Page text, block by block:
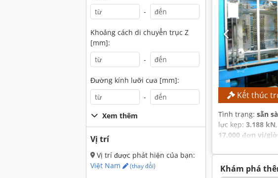
-
Khoảng cách di chuyển trục Z
[mm]:
-
Đường kính lưỡi cưa [mm]:
-
Xem thêm
Vị trí
Vị trí được phát hiện của bạn:
Việt Nam
(thay đổi)
Kết thúc
Tình trạng: sẵn
lực kẹp: 3.188 kN
17.000 đơn vị/giờ
Khám phá